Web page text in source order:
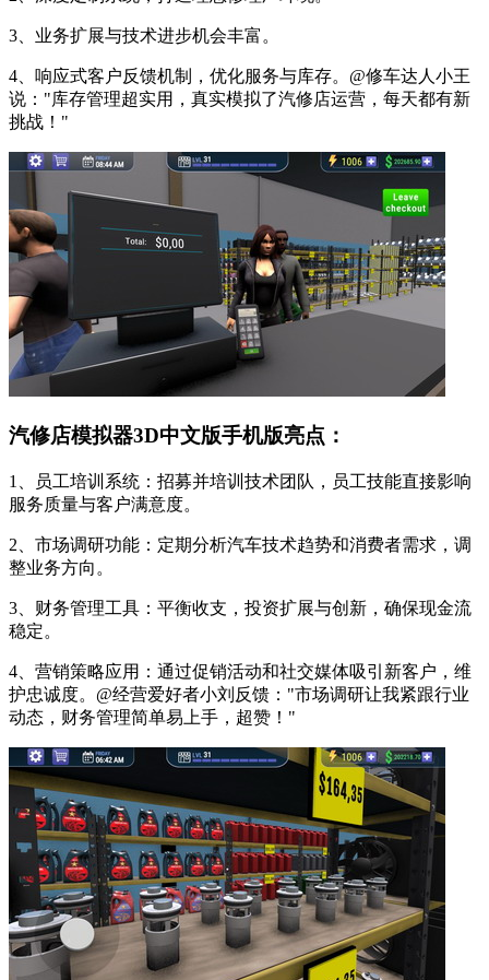
3、业务扩展与技术进步机会丰富。
4、响应式客户反馈机制，优化服务与库存。@修车达人小王
说："库存管理超实用，真实模拟了汽修店运营，每天都有新
挑战！"
汽修店模拟器3D中文版手机版亮点：
1、员工培训系统：招募并培训技术团队，员工技能直接影响
服务质量与客户满意度。
2、市场调研功能：定期分析汽车技术趋势和消费者需求，调
整业务方向。
3、财务管理工具：平衡收支，投资扩展与创新，确保现金流
稳定。
4、营销策略应用：通过促销活动和社交媒体吸引新客户，维
护忠诚度。@经营爱好者小刘反馈："市场调研让我紧跟行业
动态，财务管理简单易上手，超赞！"